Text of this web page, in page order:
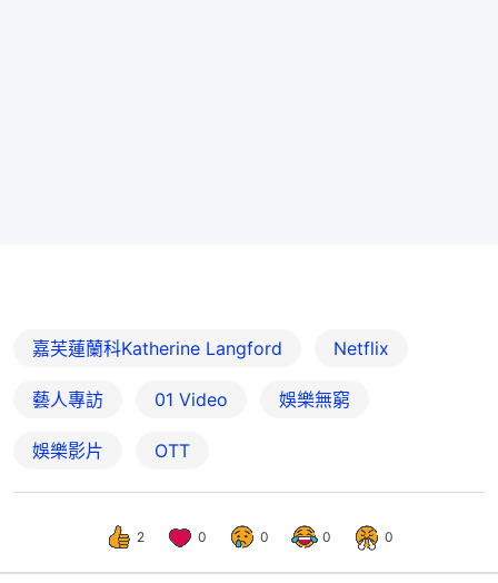
嘉芙蓮蘭科Katherine Langford Netflix
藝人專訪 01 Video 娛樂無窮
娛樂影片 OTT
2 0 0 0 0